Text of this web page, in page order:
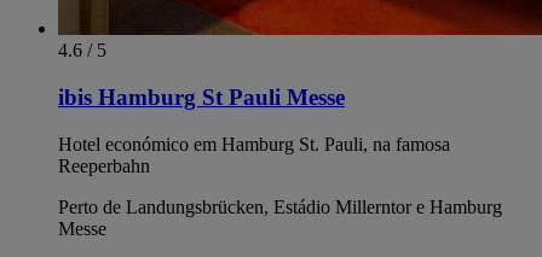
4.6 / 5
ibis Hamburg St Pauli Messe
Hotel económico em Hamburg St. Pauli, na famosa
Reeperbahn
Perto de Landungsbrücken, Estádio Millerntor e Hamburg
Messe